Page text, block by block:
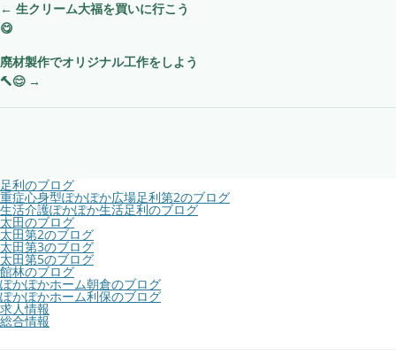
稿
ナ
ー
シ
ョ
ン
← 生クリーム大福を買いに行こう
😋
廃材製作でオリジナル工作をしよう
🔨😊 →
足利のブログ
重症心身型ぽかぽか広場足利第2のブログ
生活介護ぽかぽか生活足利のブログ
太田のブログ
太田第2のブログ
太田第3のブログ
太田第5のブログ
館林のブログ
ぽかぽかホーム朝倉のブログ
ぽかぽかホーム利保のブログ
求人情報
総合情報